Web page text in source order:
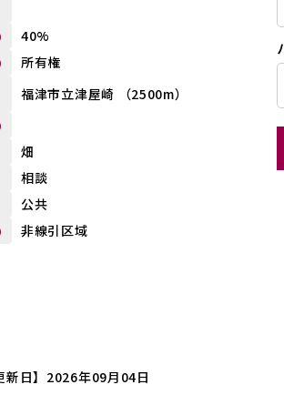
40%
所有権
福津市立津屋崎 （2500m）
畑
相談
公共
非線引区域
新日】2026年09月04日